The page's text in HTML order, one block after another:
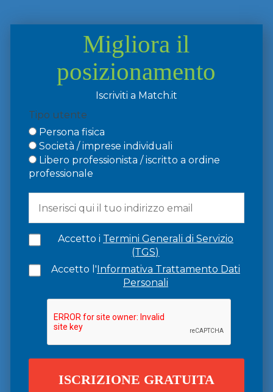
Migliora il
posizionamento
Iscriviti a Match.it
Tipo utente
Persona fisica
Società / imprese individuali
Libero professionista / iscritto a ordine
professionale
Accetto i Termini Generali di Servizio
(TGS)
Accetto l'Informativa Trattamento Dati
Personali